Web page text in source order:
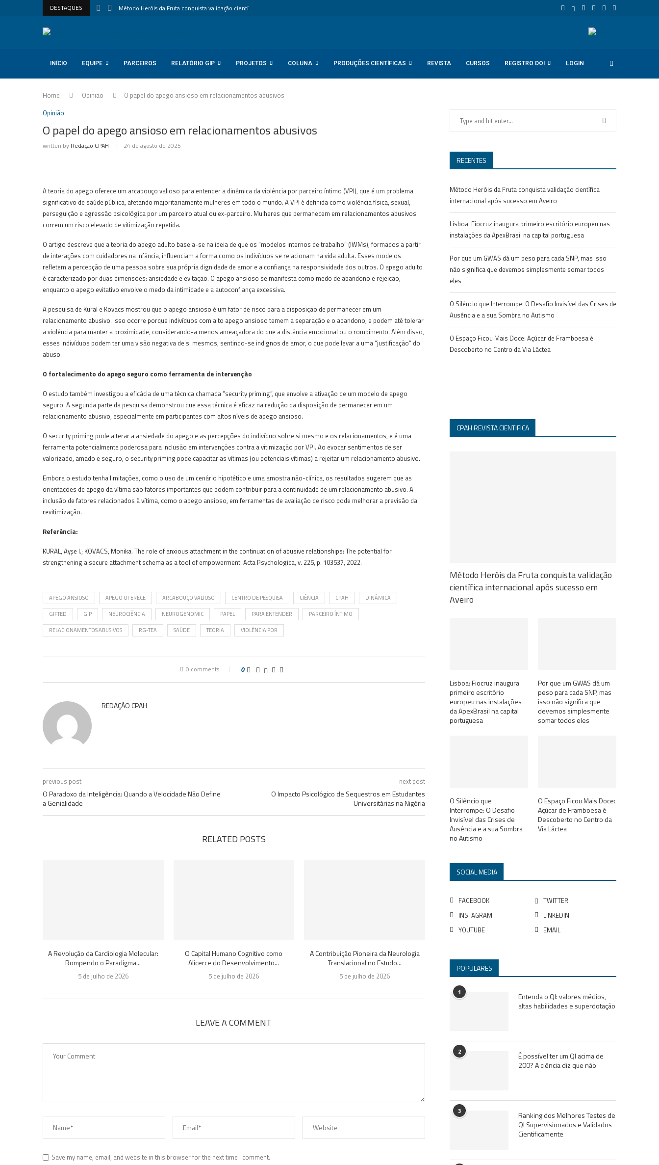
DESTAQUES Método Heróis da Fruta conquista validação científica internacional...
INÍCIO EQUIPE PARCEIROS RELATÓRIO GIP PROJETOS COLUNA PRODUÇÕES CIENTÍFICAS REVISTA CURSOS REGISTRO DOI LOGIN
Home Opinião
O papel do apego ansioso em relacionamentos abusivos
Opinião
O papel do apego ansioso em relacionamentos abusivos
written by Redação CPAH 24 de agosto de 2025
A teoria do apego oferece um arcabouço valioso para entender a dinâmica da violência por parceiro íntimo (VPI), que é um problema
significativo de saúde pública, afetando majoritariamente mulheres em todo o mundo. A VPI é definida como violência física, sexual,
perseguição e agressão psicológica por um parceiro atual ou ex-parceiro. Mulheres que permanecem em relacionamentos abusivos
correm um risco elevado de vitimização repetida.
O artigo descreve que a teoria do apego adulto baseia-se na ideia de que os “modelos internos de trabalho” (IWMs), formados a partir
de interações com cuidadores na infância, influenciam a forma como os indivíduos se relacionam na vida adulta. Esses modelos
refletem a percepção de uma pessoa sobre sua própria dignidade de amor e a confiança na responsividade dos outros. O apego adulto
é caracterizado por duas dimensões: ansiedade e evitação. O apego ansioso se manifesta como medo de abandono e rejeição,
enquanto o apego evitativo envolve o medo da intimidade e a autoconfiança excessiva.
A pesquisa de Kural e Kovacs mostrou que o apego ansioso é um fator de risco para a disposição de permanecer em um
relacionamento abusivo. Isso ocorre porque indivíduos com alto apego ansioso temem a separação e o abandono, e podem até tolerar
a violência para manter a proximidade, considerando-a menos ameaçadora do que a distância emocional ou o rompimento. Além disso,
esses indivíduos podem ter uma visão negativa de si mesmos, sentindo-se indignos de amor, o que pode levar a uma “justificação” do
abuso.
O fortalecimento do apego seguro como ferramenta de intervenção
O estudo também investigou a eficácia de uma técnica chamada “security priming”, que envolve a ativação de um modelo de apego
seguro. A segunda parte da pesquisa demonstrou que essa técnica é eficaz na redução da disposição de permanecer em um
relacionamento abusivo, especialmente em participantes com altos níveis de apego ansioso.
O security priming pode alterar a ansiedade do apego e as percepções do indivíduo sobre si mesmo e os relacionamentos, e é uma
ferramenta potencialmente poderosa para inclusão em intervenções contra a vitimização por VPI. Ao evocar sentimentos de ser
valorizado, amado e seguro, o security priming pode capacitar as vítimas (ou potenciais vítimas) a rejeitar um relacionamento abusivo.
Embora o estudo tenha limitações, como o uso de um cenário hipotético e uma amostra não-clínica, os resultados sugerem que as
orientações de apego da vítima são fatores importantes que podem contribuir para a continuidade de um relacionamento abusivo. A
inclusão de fatores relacionados à vítima, como o apego ansioso, em ferramentas de avaliação de risco pode melhorar a previsão da
revitimização.
Referência:
KURAL, Ayşe I.; KOVACS, Monika. The role of anxious attachment in the continuation of abusive relationships: The potential for
strengthening a secure attachment schema as a tool of empowerment. Acta Psychologica, v. 225, p. 103537, 2022.
APEGO ANSIOSO APEGO OFERECE ARCABOUÇO VALIOSO CENTRO DE PESQUISA CIÊNCIA CPAH DINÂMICA
GIFTED GIP NEUROCIÊNCIA NEUROGENOMIC PAPEL PARA ENTENDER PARCEIRO ÍNTIMO
RELACIONAMENTOS ABUSIVOS RG-TEA SAÚDE TEORIA VIOLÊNCIA POR
0 comments 0
REDAÇÃO CPAH
previous post
O Paradoxo da Inteligência: Quando a Velocidade Não Define
a Genialidade
next post
O Impacto Psicológico de Sequestros em Estudantes
Universitárias na Nigéria
RELATED POSTS
A Revolução da Cardiologia Molecular:
Rompendo o Paradigma...
5 de julho de 2026
O Capital Humano Cognitivo como
Alicerce do Desenvolvimento...
5 de julho de 2026
A Contribuição Pioneira da Neurologia
Translacional no Estudo...
5 de julho de 2026
LEAVE A COMMENT
Save my name, email, and website in this browser for the next time I comment.
RECENTES
Método Heróis da Fruta conquista validação científica
internacional após sucesso em Aveiro
Lisboa: Fiocruz inaugura primeiro escritório europeu nas
instalações da ApexBrasil na capital portuguesa
Por que um GWAS dá um peso para cada SNP, mas isso
não significa que devemos simplesmente somar todos
eles
O Silêncio que Interrompe: O Desafio Invisível das Crises de
Ausência e a sua Sombra no Autismo
O Espaço Ficou Mais Doce: Açúcar de Framboesa é
Descoberto no Centro da Via Láctea
CPAH REVISTA CIENTIFICA
Método Heróis da Fruta conquista validação
científica internacional após sucesso em
Aveiro
Lisboa: Fiocruz inaugura
primeiro escritório
europeu nas instalações
da ApexBrasil na capital
portuguesa
Por que um GWAS dá um
peso para cada SNP, mas
isso não significa que
devemos simplesmente
somar todos eles
O Silêncio que
Interrompe: O Desafio
Invisível das Crises de
Ausência e a sua Sombra
no Autismo
O Espaço Ficou Mais Doce:
Açúcar de Framboesa é
Descoberto no Centro da
Via Láctea
SOCIAL MEDIA
FACEBOOK
TWITTER
INSTAGRAM
LINKEDIN
YOUTUBE
EMAIL
POPULARES
1
Entenda o QI: valores médios,
altas habilidades e superdotação
2
É possível ter um QI acima de
200? A ciência diz que não
3
Ranking dos Melhores Testes de
QI Supervisionados e Validados
Cientificamente